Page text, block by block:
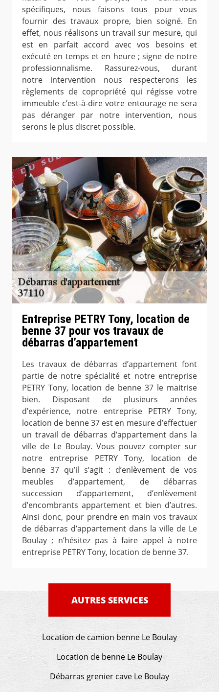
spécifiques, nous faisons tous pour vous
fournir des travaux propre, bien soigné. En
effet, nous réalisons un travail sur mesure, qui
est en parfait accord avec vos besoins et
exécuté en temps et en heure ; signe de notre
professionnalisme. Rassurez-vous, durant
notre intervention nous respecterons les
règlements de copropriété qui régisse votre
immeuble c’est-à-dire votre entourage ne sera
pas déranger par notre intervention, nous
serons le plus discret possible.
Entreprise PETRY Tony, location de
benne 37 pour vos travaux de
débarras d’appartement
Les travaux de débarras d’appartement font
partie de notre spécialité et notre entreprise
PETRY Tony, location de benne 37 le maitrise
bien. Disposant de plusieurs années
d’expérience, notre entreprise PETRY Tony,
location de benne 37 est en mesure d’effectuer
un travail de débarras d’appartement dans la
ville de Le Boulay. Vous pouvez compter sur
notre entreprise PETRY Tony, location de
benne 37 qu’il s’agit : d’enlèvement de vos
meubles d’appartement, de débarras
succession d’appartement, d’enlèvement
d’encombrants appartement et bien d’autres.
Ainsi donc, pour prendre en main vos travaux
de débarras d’appartement dans la ville de Le
Boulay ; n’hésitez pas à faire appel à notre
entreprise PETRY Tony, location de benne 37.
AUTRES SERVICES
Location de camion benne Le Boulay
Location de benne Le Boulay
Débarras grenier cave Le Boulay